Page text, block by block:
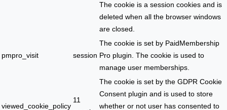
The cookie is a session cookies and is
deleted when all the browser windows
are closed.
pmpro_visit session
The cookie is set by PaidMembership
Pro plugin. The cookie is used to
manage user memberships.
viewed_cookie_policy
11
The cookie is set by the GDPR Cookie
Consent plugin and is used to store
whether or not user has consented to